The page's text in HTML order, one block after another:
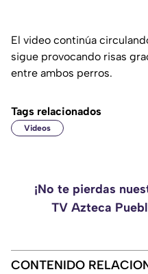
El video continúa
sigue provocando risas
entre ambos perros.
Tags relacionados
Videos
¡No te pierdas
TV Azteca
CONTENIDO